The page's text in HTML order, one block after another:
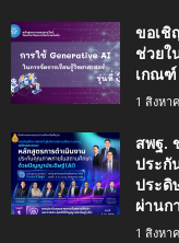
ขอเชิ
ช่วยใ
เกณฑ์
1 สิงหา
สพฐ.
ประกั
ประดิ
ผ่านก
1 สิงหา